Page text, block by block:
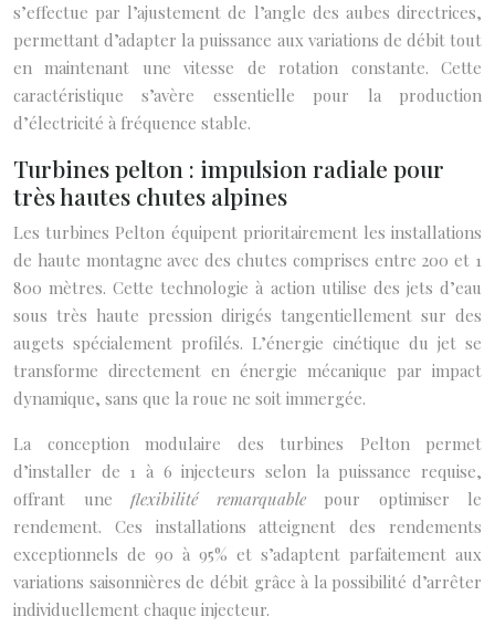
s’effectue par l’ajustement de l’angle des aubes directrices,
permettant d’adapter la puissance aux variations de débit tout
en maintenant une vitesse de rotation constante. Cette
caractéristique s’avère essentielle pour la production
d’électricité à fréquence stable.
Turbines pelton : impulsion radiale pour
très hautes chutes alpines
Les turbines Pelton équipent prioritairement les installations
de haute montagne avec des chutes comprises entre 200 et 1
800 mètres. Cette technologie à action utilise des jets d’eau
sous très haute pression dirigés tangentiellement sur des
augets spécialement profilés. L’énergie cinétique du jet se
transforme directement en énergie mécanique par impact
dynamique, sans que la roue ne soit immergée.
La conception modulaire des turbines Pelton permet
d’installer de 1 à 6 injecteurs selon la puissance requise,
offrant une flexibilité remarquable pour optimiser le
rendement. Ces installations atteignent des rendements
exceptionnels de 90 à 95% et s’adaptent parfaitement aux
variations saisonnières de débit grâce à la possibilité d’arrêter
individuellement chaque injecteur.